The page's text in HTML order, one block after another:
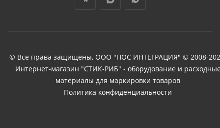
© Все права защищены, ООО "ПОС ИНТЕГРАЦИЯ" © 2008-
Интернет-магазин "СТИК-РИБ" - оборудование и
материалы для маркировки товаров
Политика конфиденциальности